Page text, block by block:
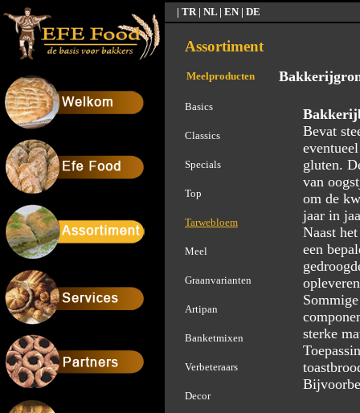
| TR | NL | EN | DE
Assortiment
Meelproducten
Basics
Classics
Specials
Top
Tarwebloem
Meel
Graanvarianten
Artipan
Banketmixen
Verbeteraars
Decor
Bevat
gluten.
van
om de
jaar in
Naast
een
sterke